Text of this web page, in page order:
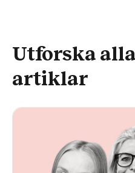
Utforska
artiklar